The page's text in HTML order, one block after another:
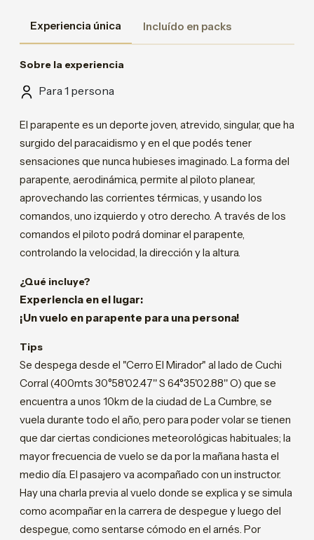
Experiencia única Incluído en packs
Sobre la experiencia
Para 1 persona
El parapente es un deporte joven, atrevido, singular, que ha
surgido del paracaidismo y en el que podés tener
sensaciones que nunca hubieses imaginado. La forma del
parapente, aerodinámica, permite al piloto planear,
aprovechando las corrientes térmicas, y usando los
comandos, uno izquierdo y otro derecho. A través de los
comandos el piloto podrá dominar el parapente,
controlando la velocidad, la dirección y la altura.
¿Qué incluye?
Experiencia en el lugar:
¡Un vuelo en parapente para una persona!
Tips
Se despega desde el "Cerro El Mirador" al lado de Cuchi
Corral (400mts 30°58'02.47'' S 64°35'02.88'' O) que se
encuentra a unos 10km de la ciudad de La Cumbre, se
vuela durante todo el año, pero para poder volar se tienen
que dar ciertas condiciones meteorológicas habituales; la
mayor frecuencia de vuelo se da por la mañana hasta el
medio día. El pasajero va acompañado con un instructor.
Hay una charla previa al vuelo donde se explica y se simula
como acompañar en la carrera de despegue y luego del
despegue, como sentarse cómodo en el arnés. Por